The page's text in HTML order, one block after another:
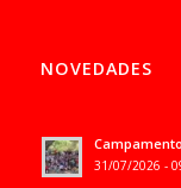
NOVEDADES
31/07/2026 -